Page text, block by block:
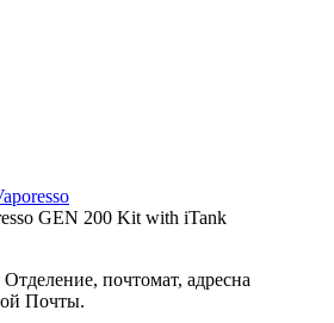
GEN 200 Kit with iTank
Отделение, почтомат, адресна
Почты.